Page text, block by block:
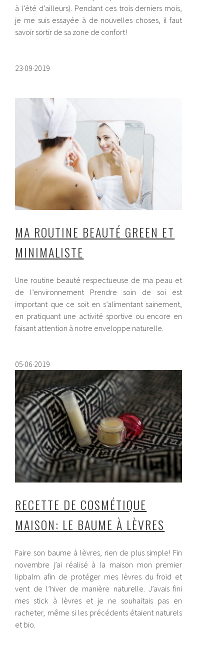
à l’été d’ailleurs). Pendant ces trois derniers mois,
je me suis essayée à de nouvelles choses, il faut
savoir sortir de sa zone de confort!
23·09·2019
MA ROUTINE BEAUTÉ GREEN ET
MINIMALISTE
Une routine beauté respectueuse de ma peau et
de l’environnement Prendre soin de soi est
important que ce soit en s’alimentant sainement,
en pratiquant une activité sportive ou encore en
faisant attention à notre enveloppe naturelle.
05·06·2019
RECETTE DE COSMÉTIQUE
MAISON: LE BAUME À LÈVRES
Faire son baume à lèvres, rien de plus simple! Fin
novembre j’ai réalisé à la maison mon premier
lipbalm afin de protéger mes lèvres du froid et
vent de l’hiver de manière naturelle. J’avais fini
mes stick à lèvres et je ne souhaitais pas en
racheter, même si les précédents étaient naturels
et bio.